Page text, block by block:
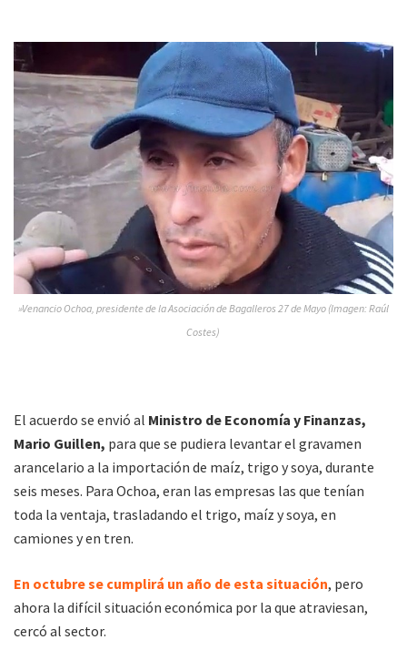
»Venancio Ochoa, presidente de la Asociación de Bagalleros 27 de Mayo (Imagen: Raúl
Costes)
El acuerdo se envió al Ministro de Economía y Finanzas,
Mario Guillen, para que se pudiera levantar el gravamen
arancelario a la importación de maíz, trigo y soya, durante
seis meses. Para Ochoa, eran las empresas las que tenían
toda la ventaja, trasladando el trigo, maíz y soya, en
camiones y en tren.
En octubre se cumplirá un año de esta situación, pero
ahora la difícil situación económica por la que atraviesan,
cercó al sector.